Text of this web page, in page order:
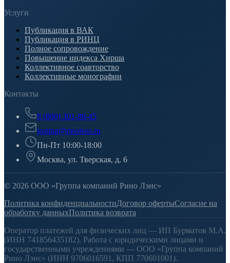
Услуги
Публикация в ВАК
Публикация в РИНЦ
Полное сопровождение
Повышение индекса Хирша
Коллективное соавторство
Коллективные монографии
Контакты
8 (800) 301-88-45
institut@rinolens.ru
Пн-Пт 10:00-18:00
Москва, ул. Тверская, д. 6
© 2026 ООО «Группа компаний Рино Лэнс»
Политика конфиденциальностиДоговор офертыСогласие на
обработку данныхПолитика возврата
Оператор платежей для физических лиц — ИП Бурматов М.А.
(ИНН 741856435182). Работа с юридическими лицами и
государственными учреждениями — ООО «Группа компаний
Рино Лэнс» (ИНН 9706016591, КПП 770601001).